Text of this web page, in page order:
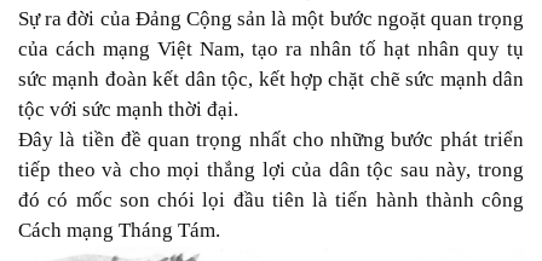
Sự ra đời của Đảng Cộng sản là một bước ngoặt quan trọng
của cách mạng Việt Nam, tạo ra nhân tố hạt nhân quy tụ
sức mạnh đoàn kết dân tộc, kết hợp chặt chẽ sức mạnh dân
tộc với sức mạnh thời đại.
Đây là tiền đề quan trọng nhất cho những bước phát triển
tiếp theo và cho mọi thắng lợi của dân tộc sau này, trong
đó có mốc son chói lọi đầu tiên là tiến hành thành công
Cách mạng Tháng Tám.